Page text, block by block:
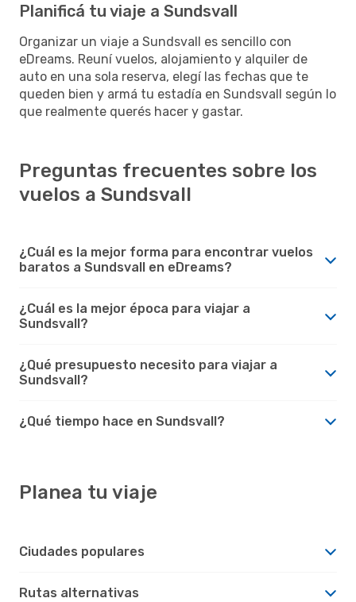
Planificá tu viaje a Sundsvall
Organizar un viaje a Sundsvall es sencillo con
eDreams. Reuní vuelos, alojamiento y alquiler de
auto en una sola reserva, elegí las fechas que te
queden bien y armá tu estadía en Sundsvall según lo
que realmente querés hacer y gastar.
Preguntas frecuentes sobre los
vuelos a Sundsvall
¿Cuál es la mejor forma para encontrar vuelos
baratos a Sundsvall en eDreams?
¿Cuál es la mejor época para viajar a
Sundsvall?
¿Qué presupuesto necesito para viajar a
Sundsvall?
¿Qué tiempo hace en Sundsvall?
Planea tu viaje
Ciudades populares
Rutas alternativas